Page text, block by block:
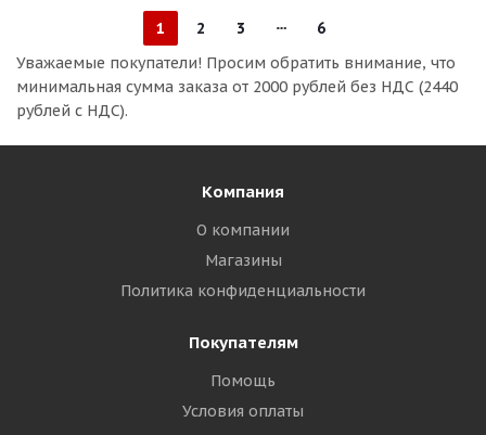
1 2 3
6
Уважаемые покупатели! Просим обратить внимание, что
минимальная сумма заказа от 2000 рублей без НДС (2440
рублей с НДС).
Компания
О компании
Магазины
Политика конфиденциальности
Покупателям
Помощь
Условия оплаты